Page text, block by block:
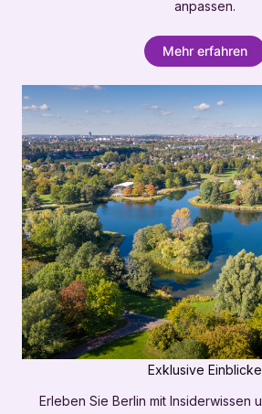
anpassen.
Mehr erfahren
Exklusive Einblicke
Erleben Sie Berlin mit Insiderwissen